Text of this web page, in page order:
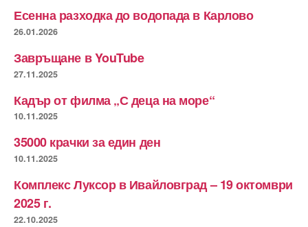
Есенна разходка до водопада в Карлово
26.01.2026
Завръщане в YouTube
27.11.2025
Кадър от филма „С деца на море“
10.11.2025
35000 крачки за един ден
10.11.2025
Комплекс Луксор в Ивайловград – 19 октомври
2025 г.
22.10.2025